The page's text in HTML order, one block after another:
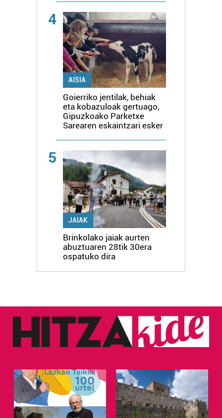
4
AISIA
Goierriko jentilak, behiak
eta kobazuloak gertuago,
Gipuzkoako Parketxe
Sarearen eskaintzari esker
5
JAIAK
Brinkolako jaiak aurten
abuztuaren 28tik 30era
ospatuko dira